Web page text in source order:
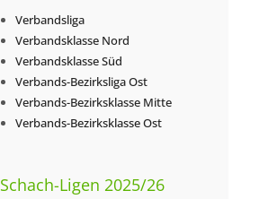
Verbandsliga
Verbandsklasse Nord
Verbandsklasse Süd
Verbands-Bezirksliga Ost
Verbands-Bezirksklasse Mitte
Verbands-Bezirksklasse Ost
Schach-Ligen 2025/26